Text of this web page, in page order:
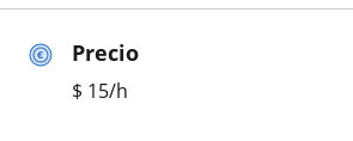
Precio
$ 15/h